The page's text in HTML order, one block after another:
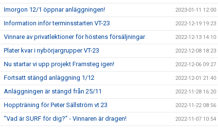
Imorgon 12/1 öppnar anläggningen! 2023-01-11 12:00
Information inför terminsstarten VT-23 2022-12-19 19:23
Vinnare av privatlektioner för höstens försäljningar 2022-12-13 14:10
Plater kvar i nybörjargrupper VT-23 2022-12-08 18:23
Nu startar vi upp projekt Framsteg igen! 2022-12-06 09:27
Fortsatt stängd anläggning 1/12 2022-12-01 21:40
Anläggningen är stängd från 25/11 2022-11-28 16:20
Hoppträning för Peter Sällström vt 23 2022-11-22 08:56
”Vad är SURF för dig?” - Vinnaren är dragen! 2022-11-07 10:54